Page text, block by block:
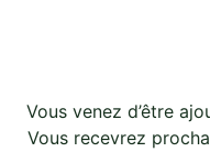
Vous venez d’être
Vous recevrez